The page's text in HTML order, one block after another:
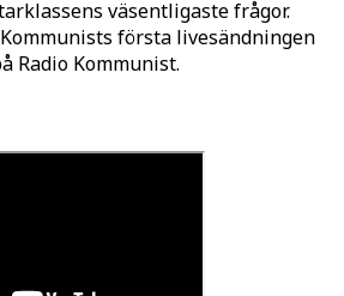
väsentligaste frågor.
första livesändningen
Radio Kommunist.